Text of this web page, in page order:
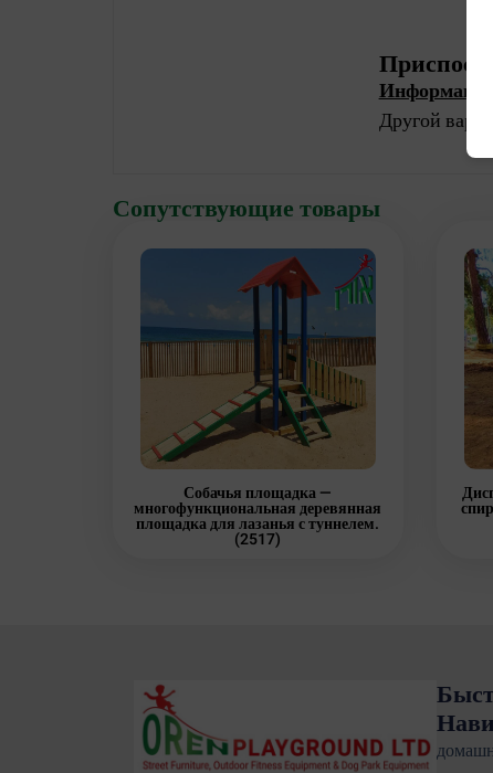
Другой
Сопутствующие товары
Собачья площадка —
многофункциональная деревянная
площадка для лазанья с туннелем.
(2517)